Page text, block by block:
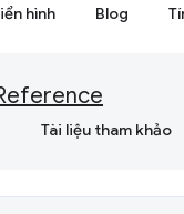
hình Blog
Tài liệu tham khảo